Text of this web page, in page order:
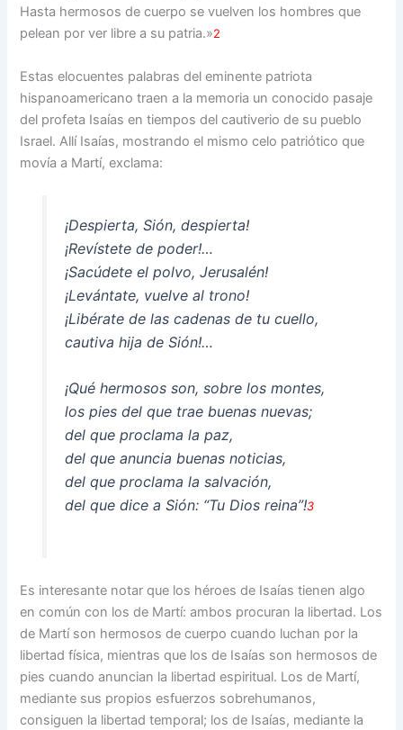
Hasta hermosos de cuerpo se vuelven los hombres que
pelean por ver libre a su patria.»2
Estas elocuentes palabras del eminente patriota
hispanoamericano traen a la memoria un conocido pasaje
del profeta Isaías en tiempos del cautiverio de su pueblo
Israel. Allí Isaías, mostrando el mismo celo patriótico que
movía a Martí, exclama:
¡Despierta, Sión, despierta!
¡Revístete de poder!…
¡Sacúdete el polvo, Jerusalén!
¡Levántate, vuelve al trono!
¡Libérate de las cadenas de tu cuello,
cautiva hija de Sión!…
¡Qué hermosos son, sobre los montes,
los pies del que trae buenas nuevas;
del que proclama la paz,
del que anuncia buenas noticias,
del que proclama la salvación,
del que dice a Sión: “Tu Dios reina”!3
Es interesante notar que los héroes de Isaías tienen algo
en común con los de Martí: ambos procuran la libertad. Los
de Martí son hermosos de cuerpo cuando luchan por la
libertad física, mientras que los de Isaías son hermosos de
pies cuando anuncian la libertad espiritual. Los de Martí,
mediante sus propios esfuerzos sobrehumanos,
consiguen la libertad temporal; los de Isaías, mediante la